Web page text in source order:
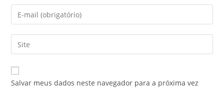
nome
ou
de
usuário
para
comentar
Digite
seu
endereço
de
mail
para
Digite
o
URL
do
Salvar meus dados neste navegador para a próxima vez